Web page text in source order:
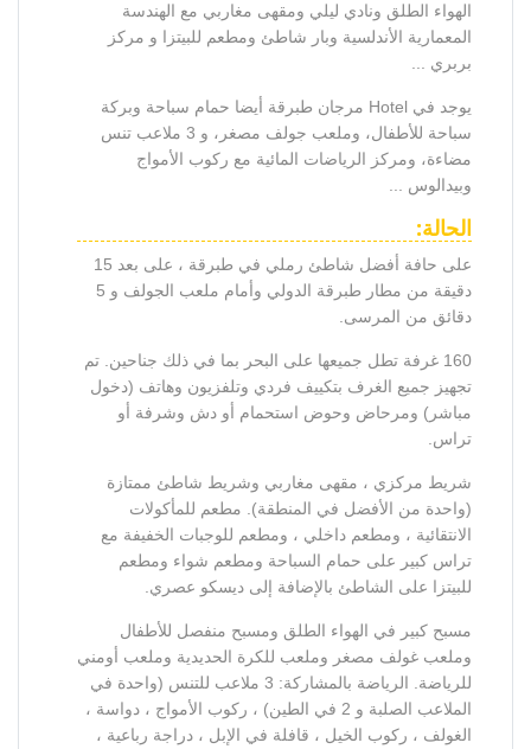
الهواء الطلق ونادي ليلي ومقهى مغاربي مع الهندسة
المعمارية الأندلسية وبار شاطئ ومطعم للبيتزا و مركز
بربري ...
يوجد في Hotel مرجان طبرقة أيضا حمام سباحة وبركة
سباحة للأطفال، وملعب جولف مصغر، و 3 ملاعب تنس
مضاءة، ومركز الرياضات المائية مع ركوب الأمواج
وبيدالوس ...
الحالة:
على حافة أفضل شاطئ رملي في طبرقة ، على بعد 15
دقيقة من مطار طبرقة الدولي وأمام ملعب الجولف و 5
دقائق من المرسى.
160 غرفة تطل جميعها على البحر بما في ذلك جناحين. تم
تجهيز جميع الغرف بتكييف فردي وتلفزيون وهاتف (دخول
مباشر) ومرحاض وحوض استحمام أو دش وشرفة أو
تراس.
شريط مركزي ، مقهى مغاربي وشريط شاطئ ممتازة
(واحدة من الأفضل في المنطقة). مطعم للمأكولات
الانتقائية ، ومطعم داخلي ، ومطعم للوجبات الخفيفة مع
تراس كبير على حمام السباحة ومطعم شواء ومطعم
للبيتزا على الشاطئ بالإضافة إلى ديسكو عصري.
مسبح كبير في الهواء الطلق ومسبح منفصل للأطفال
وملعب غولف مصغر وملعب للكرة الحديدية وملعب أومني
للرياضة. الرياضة بالمشاركة: 3 ملاعب للتنس (واحدة في
الملاعب الصلبة و 2 في الطين) ، ركوب الأمواج ، دواسة ،
الغولف ، ركوب الخيل ، قافلة في الإبل ، دراجة رباعية ،